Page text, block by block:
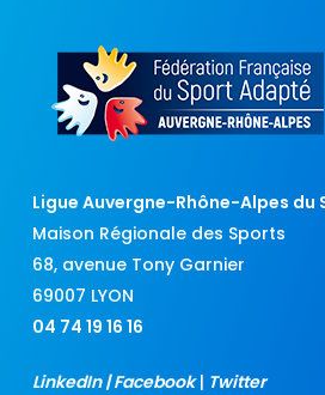
Ligue Auvergne-Rhône-Alpes du
Maison Régionale des Sports
68, avenue Tony Garnier
69007 LYON
04 74 19 16 16
LinkedIn|Facebook| Twitter